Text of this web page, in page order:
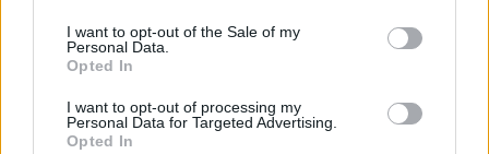
I want to opt-out of the Sale of my
Personal Data.
Opted In
I want to opt-out of processing my
Personal Data for Targeted Advertising.
Opted In